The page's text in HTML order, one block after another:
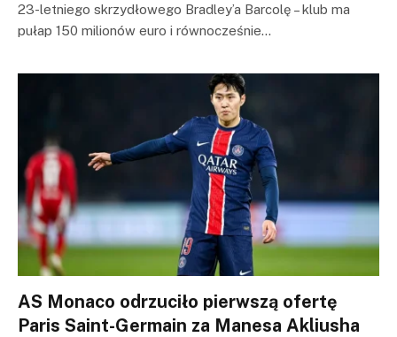
23-letniego skrzydłowego Bradley’a Barcolę – klub ma
pułap 150 milionów euro i równocześnie…
AS Monaco odrzuciło pierwszą ofertę
Paris Saint-Germain za Manesa Akliusha